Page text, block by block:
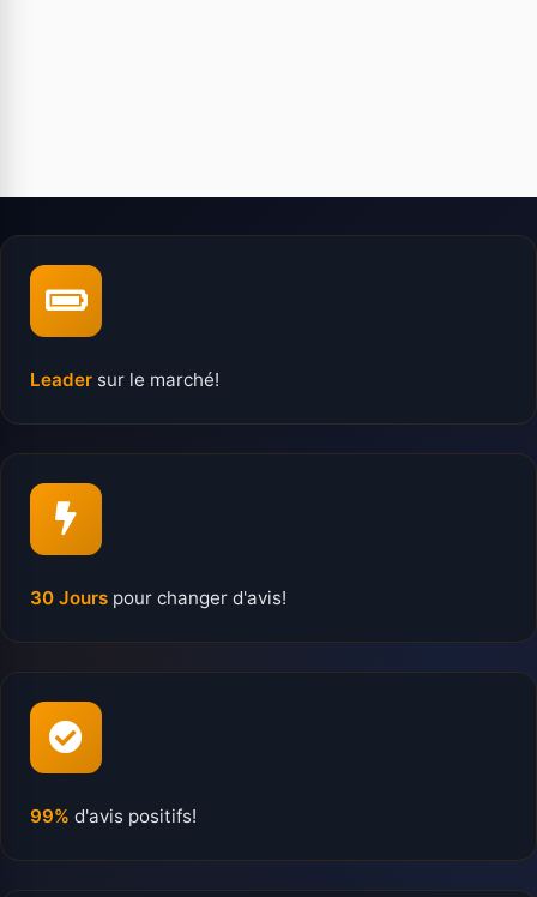
Leader sur le marché!
30 Jours pour changer d'avis!
99% d'avis positifs!